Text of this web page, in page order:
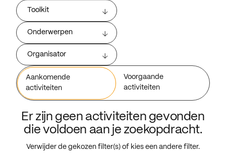
Toolkit
Onderwerpen
Organisator
Aankomende
activiteiten
Voorgaande
activiteiten
Er zijn geen activiteiten gevonden
die voldoen aan je zoekopdracht.
Verwijder de gekozen filter(s) of kies een andere filter.